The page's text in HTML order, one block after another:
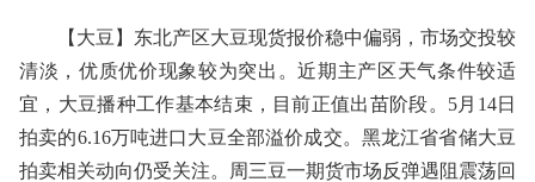
【大豆】东北产区大豆现货报价稳中偏弱，市场交投较
清淡，优质优价现象较为突出。近期主产区天气条件较适
宜，大豆播种工作基本结束，目前正值出苗阶段。5月14日
拍卖的6.16万吨进口大豆全部溢价成交。黑龙江省省储大豆
拍卖相关动向仍受关注。周三豆一期货市场反弹遇阻震荡回